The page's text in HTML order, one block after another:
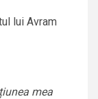
lui Avram
mea